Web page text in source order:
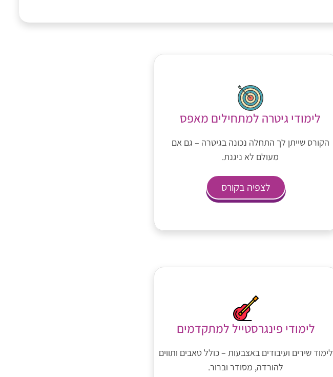
לימודי גיטרה למתחילים מאפס
הקורס שייתן לך התחלה נכונה בגיטרה – גם אם
מעולם לא ניגנת.
לצפיה בקורס
לימודי פינגרסטייל למתקדמים
לימוד שירים ועיבודים באצבעות – כולל טאבים ותווים
להורדה, מסודר וברור.